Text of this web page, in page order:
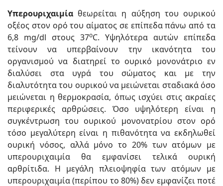
Υπερουριχαιμία θεωρείται η αύξηση του ουρικού
οξέος στον ορό του αίματος σε επίπεδα πάνω από τα
6,8 mg/dl στους 37οC. Υψηλότερα αυτών επίπεδα
τείνουν να υπερβαίνουν την ικανότητα του
οργανισμού να διατηρεί το ουρικό μονονάτριο εν
διαλύσει στα υγρά του σώματος και με την
διαλυτότητα του ουρικού να μειώνεται σταδιακά όσο
μειώνεται η θερμοκρασία, όπως ισχύει στις ακραίες
περιφερικές αρθρώσεις. Όσο υψηλότερη είναι η
συγκέντρωση του ουρικού μονονατρίου στον ορό
τόσο μεγαλύτερη είναι η πιθανότητα να εκδηλωθεί
ουρική νόσος, αλλά μόνο το 20% των ατόμων με
υπερουριχαιμία θα εμφανίσει τελικά ουρική
αρθρίτιδα. Η μεγάλη πλειοψηφία των ατόμων με
υπερουριχαιμία (περίπου το 80%) δεν εμφανίζει ποτέ